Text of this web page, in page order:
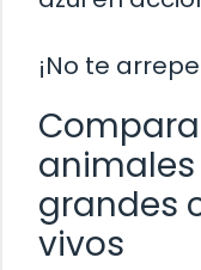
¡No te
grandes
vivos